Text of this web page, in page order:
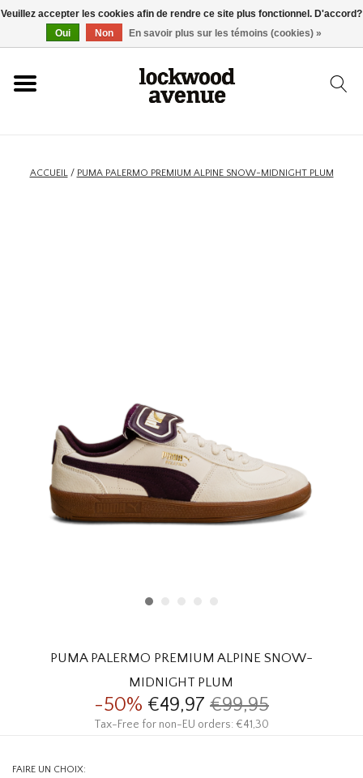
ACCUEIL
NOUVEAU
THE EDIT
ACCUEIL/ PUMA PALERMO PREMIUM ALPINE SNOW-MIDNIGHT PLUM
PUMA PALERMO PREMIUM ALPINE SNOW-
MIDNIGHT PLUM
-50% €49,97 €99,95
Tax-Free for non-EU orders: €41,30
FAIRE UN CHOIX:
Veuillez accepter les cookies afin de rendre ce site plus fonctionnel. D'accord?
Oui
Non En savoir plus sur les témoins (cookies) »